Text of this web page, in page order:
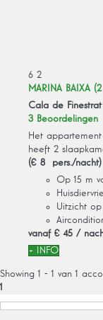
6 2
MARINA BAIXA
Cala de
3 Beoordelingen
Het
heeft 2
(€ 8 pers./nacht)
Op 15 m
Uitzicht
vanaf € 45 /
+ INFO
Showing 1 - 1 van 1
1